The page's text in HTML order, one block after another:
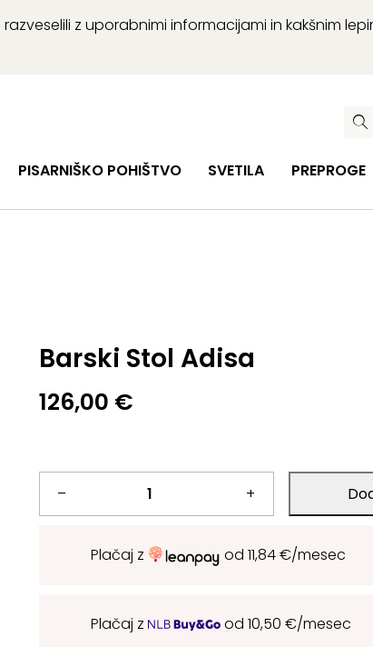
z uporabnimi informacijami in kakšnim
PISARNIŠKO POHIŠTVO SVETILA PREPROGE
Barski Stol Adisa
126,00 €
–
Barski
+
Plačaj z od 11,84€/mesec
Plačaj z od 10,50 €/mesec